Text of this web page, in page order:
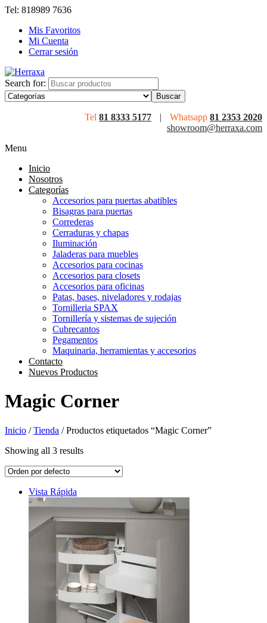
Tel: 818989 7636
Mis Favoritos
Mi Cuenta
Cerrar sesión
Search for:
Tel 81 8333 5177 | Whatsapp 81 2353 2020
showroom@herraxa.com
Menu
Inicio
Nosotros
Categorías
Accesorios para puertas abatibles
Bisagras para puertas
Correderas
Cerraduras y chapas
Iluminación
Jaladeras para muebles
Accesorios para cocinas
Accesorios para closets
Accesorios para oficinas
Patas, bases, niveladores y rodajas
Tornilleria SPAX
Tornillería y sistemas de sujeción
Cubrecantos
Pegamentos
Maquinaria, herramientas y accesorios
Contacto
Nuevos Productos
Magic Corner
Inicio /Tienda / Productos etiquetados “Magic Corner”
Showing all 3 results
Vista Rápida